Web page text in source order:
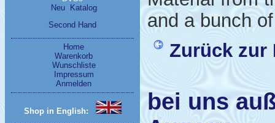
Neu
Katalog
Second Hand
Home
Warenkorb
Wunschliste
Impressum
Anmelden
Shop in English:
and a bunch
Zurück zur
bei uns